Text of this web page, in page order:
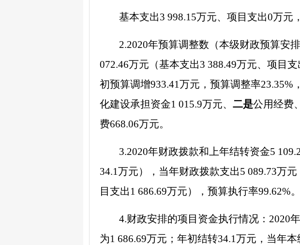
基本支出3 998.15万元、项目支出0万元
2.2020年预算调整数（本级财政预算安排
072.46万元（基本支出3 388.49万元、项目支
初预算调增933.41万元，预算调整率23.35%
化建设承担资金1 015.9万元、 二是公用经费
费668.06万元。
3.2020年财政拨款和上年结转资金5
34.1万元），当年财政拨款支出5 089.73万元
目支出 1 686.69万元），预算执行率99.62%。
4.财政安排的项目资金执行情况： 2020
为1 686.69万元； 年初结转34.1万元，当年本